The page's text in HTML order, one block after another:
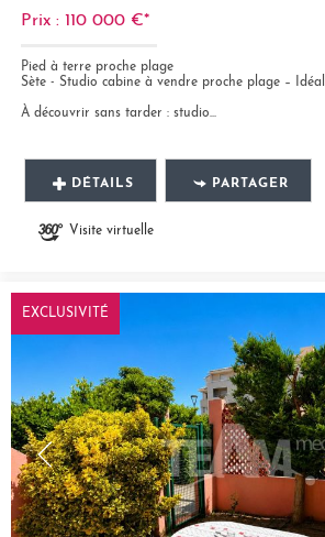
Prix : 110 000 €*
Pied à terre proche plage
Sète - Studio cabine à vendre proche plage – Idéal
À découvrir sans tarder : studio...
DÉTAILS PARTAGER
Visite virtuelle
EXCLUSIVITÉ